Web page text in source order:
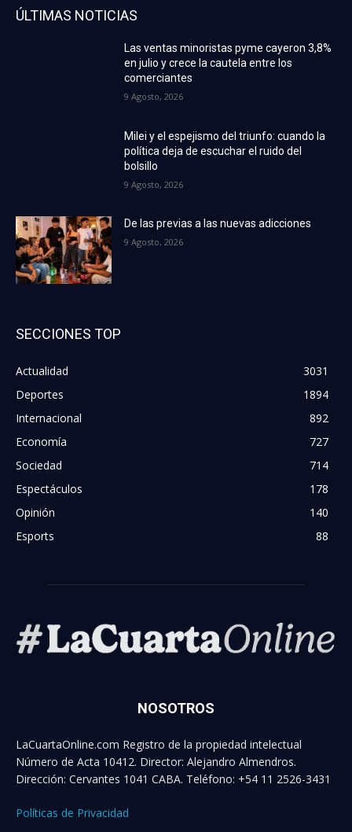
ÚLTIMAS NOTICIAS
Las ventas minoristas pyme cayeron 3,8%
en julio y crece la cautela entre los
comerciantes
9 Agosto, 2026
Milei y el espejismo del triunfo: cuando la
política deja de escuchar el ruido del
bolsillo
9 Agosto, 2026
De las previas a las nuevas adicciones
9 Agosto, 2026
SECCIONES TOP
Actualidad
3031
Deportes
1894
Internacional
892
Economía
727
Sociedad
714
Espectáculos
178
Opinión
140
Esports
88
NOSOTROS
LaCuartaOnline.com Registro de la propiedad intelectual
Número de Acta 10412. Director: Alejandro Almendros.
Dirección: Cervantes 1041 CABA. Teléfono: +54 11 2526-3431
Políticas de Privacidad